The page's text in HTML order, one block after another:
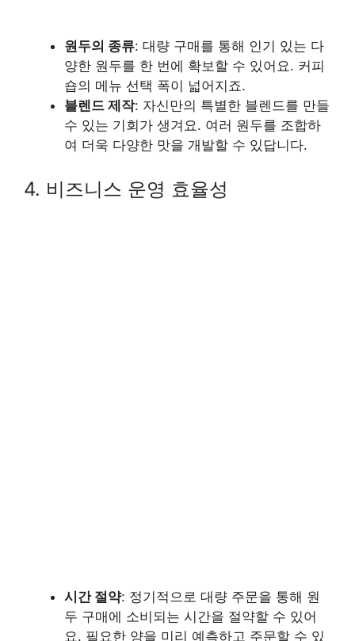
원두의 종류: 대량 구매를 통해 인기 있는 다
양한 원두를 한 번에 확보할 수 있어요. 커피
숍의 메뉴 선택 폭이 넓어지죠.
블렌드 제작: 자신만의 특별한 블렌드를 만들
수 있는 기회가 생겨요. 여러 원두를 조합하
여 더욱 다양한 맛을 개발할 수 있답니다.
4. 비즈니스 운영 효율성
시간 절약: 정기적으로 대량 주문을 통해 원
두 구매에 소비되는 시간을 절약할 수 있어
요. 필요한 양을 미리 예측하고 주문할 수 있